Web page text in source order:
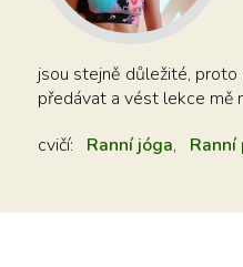
jsou stejně důležité,
předávat a vést lekce mě
cvičí: Ranní jóga, Ranní